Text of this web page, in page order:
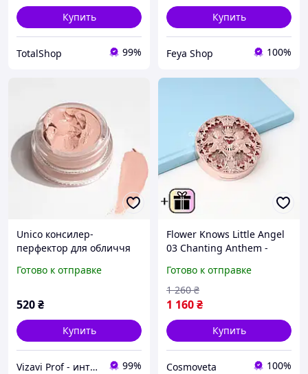
Купить
TotalShop 99%
Купить
Feya Shop 100%
Unico консилер-
перфектор для обличчя
Готово к отправке
520₴
Купить
Vizavi Prof - интернет-магазин профессиональной косметики 99%
Flower Knows Little Angel
03 Chanting Anthem -
Готово к отправке
1 160₴
1 260 ₴
Купить
Cosmoveta 100%